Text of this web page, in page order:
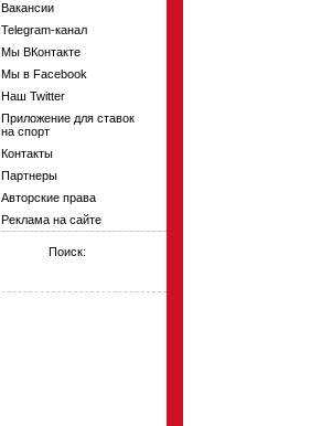
Вакансии
Telegram-канал
Мы ВКонтакте
Мы в Facebook
Наш Twitter
Приложение для ставок
на спорт
Контакты
Партнеры
Авторские права
Реклама на сайте
Поиск: